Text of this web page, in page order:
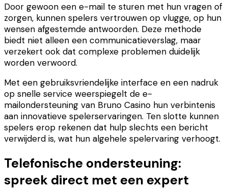
Door gewoon een e-mail te sturen met hun vragen of
zorgen, kunnen spelers vertrouwen op vlugge, op hun
wensen afgestemde antwoorden. Deze methode
biedt niet alleen een communicatieverslag, maar
verzekert ook dat complexe problemen duidelijk
worden verwoord.
Met een gebruiksvriendelijke interface en een nadruk
op snelle service weerspiegelt de e-
mailondersteuning van Bruno Casino hun verbintenis
aan innovatieve spelerservaringen. Ten slotte kunnen
spelers erop rekenen dat hulp slechts een bericht
verwijderd is, wat hun algehele spelervaring verhoogt.
Telefonische ondersteuning:
spreek direct met een expert